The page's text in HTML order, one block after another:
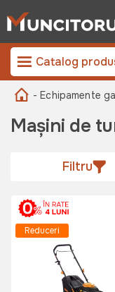
Catalog
- Echipamente
Mașini de
Filtru
Reduceri